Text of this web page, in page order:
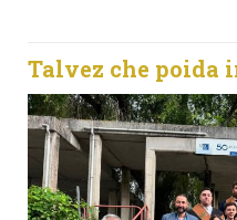
Talvez che poida